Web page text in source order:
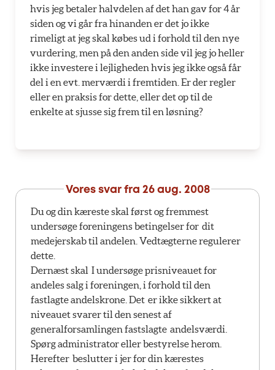
hvis jeg betaler halvdelen af det han gav for 4 år
siden og vi går fra hinanden er det jo ikke
rimeligt at jeg skal købes ud i forhold til den nye
vurdering, men på den anden side vil jeg jo heller
ikke investere i lejligheden hvis jeg ikke også får
del i en evt. merværdi i fremtiden. Er der regler
eller en praksis for dette, eller det op til de
enkelte at sjusse sig frem til en løsning?
Vores svar fra 26 aug. 2008
Du og din kæreste skal først og fremmest
undersøge foreningens betingelser for dit
medejerskab til andelen. Vedtægterne regulerer
dette.
Dernæst skal I undersøge prisniveauet for
andeles salg i foreningen, i forhold til den
fastlagte andelskrone. Det er ikke sikkert at
niveauet svarer til den senest af
generalforsamlingen fastslagte andelsværdi.
Spørg administrator eller bestyrelse herom.
Herefter beslutter i jer for din kærestes